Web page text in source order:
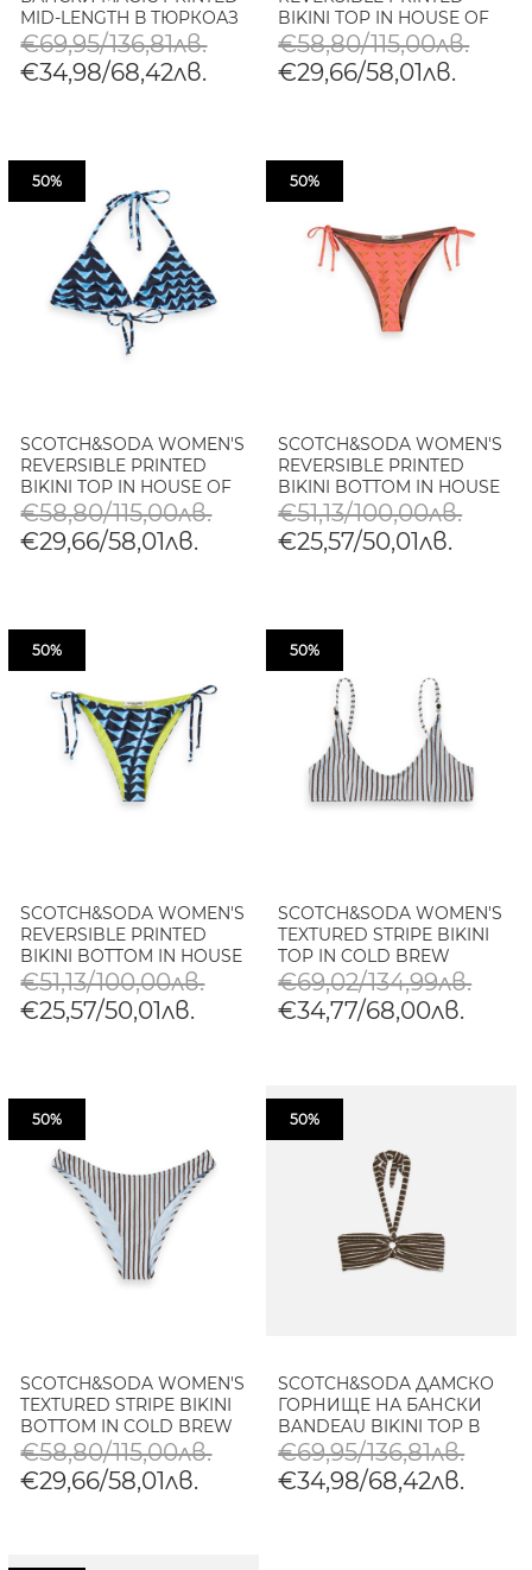
MID-LENGTH В ТЮРКОАЗ
€69,95/136,81лв.
€34,98/68,42лв.
BIKINI TOP IN HOUSE OF
MIRRORS PINK
€58,80/115,00лв.
€29,66/58,01лв.
50%
SCOTCH&SODA WOMEN'S
REVERSIBLE PRINTED
BIKINI TOP IN HOUSE OF
MIRRORS BLUE
€58,80/115,00лв.
€29,66/58,01лв.
50%
SCOTCH&SODA WOMEN'S
REVERSIBLE PRINTED
BIKINI BOTTOM IN HOUSE
OF MIRRORS PINK
€51,13/100,00лв.
€25,57/50,01лв.
50%
SCOTCH&SODA WOMEN'S
REVERSIBLE PRINTED
BIKINI BOTTOM IN HOUSE
OF MIRRORS BLUE
€51,13/100,00лв.
€25,57/50,01лв.
50%
SCOTCH&SODA WOMEN'S
TEXTURED STRIPE BIKINI
TOP IN COLD BREW
€69,02/134,99лв.
€34,77/68,00лв.
50%
SCOTCH&SODA WOMEN'S
TEXTURED STRIPE BIKINI
BOTTOM IN COLD BREW
€58,80/115,00лв.
€29,66/58,01лв.
50%
SCOTCH&SODA ДАМСКО
ГОРНИЩЕ НА БАНСКИ
BANDEAU BIKINI TOP В
КАФЯВО
€69,95/136,81лв.
€34,98/68,42лв.